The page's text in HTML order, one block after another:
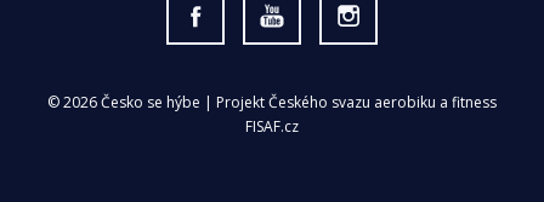
© 2026 Česko se hýbe | Projekt Českého svazu aerobiku a fitness
FISAF.cz